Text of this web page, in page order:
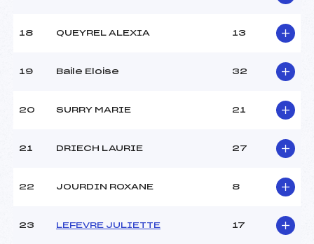
18 QUEYREL ALEXIA 13
19 Baile Eloise 32
20 SURRY MARIE 21
21 DRIECH LAURIE 27
22 JOURDIN ROXANE 8
23 LEFEVRE JULIETTE 17